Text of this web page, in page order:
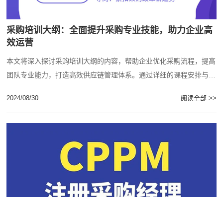
采购培训大纲：全面提升采购专业技能，助力企业高
效运营
本文将深入探讨采购培训大纲的内容，帮助企业优化采购流程，提高
团队专业能力，打造高效供应链管理体系。通过详细的课程安排与实
2024/08/30 阅读全部 >>